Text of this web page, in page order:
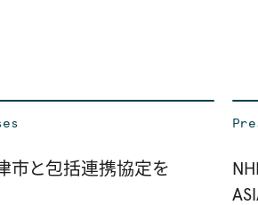
市と包括連携協定を